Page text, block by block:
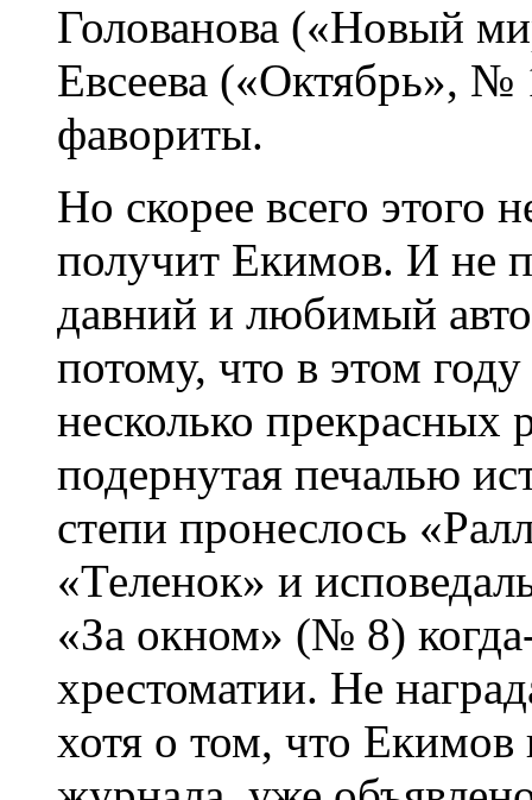
Голованова («Новый
Евсеева («Октябрь»,
фавориты.
Но скорее всего этого
получит Екимов. И не
давний и любимый
потому, что в этом
несколько прекрасных
подернутая печалью
степи пронеслось
«Теленок» и
«За окном» (№ 8)
хрестоматии. Не
хотя о том, что